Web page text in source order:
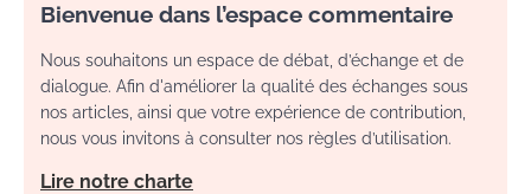
Bienvenue dans l’espace commentaire
Nous souhaitons un espace de débat, d’échange et de
dialogue. Afin d'améliorer la qualité des échanges sous
nos articles, ainsi que votre expérience de contribution,
nous vous invitons à consulter nos règles d’utilisation.
Lire notre charte